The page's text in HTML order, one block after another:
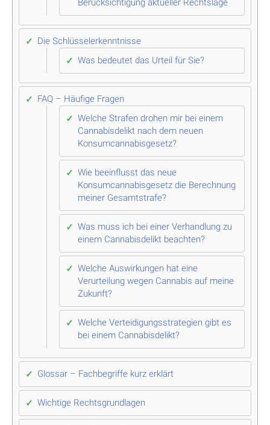
Berücksichtigung aktueller Rechtslage
Die Schlüsselerkenntnisse
Was bedeutet das Urteil für Sie?
FAQ – Häufige Fragen
Welche Strafen drohen mir bei einem
Cannabisdelikt nach dem neuen
Konsumcannabisgesetz?
Wie beeinflusst das neue
Konsumcannabisgesetz die Berechnung
meiner Gesamtstrafe?
Was muss ich bei einer Verhandlung zu
einem Cannabisdelikt beachten?
Welche Auswirkungen hat eine
Verurteilung wegen Cannabis auf meine
Zukunft?
Welche Verteidigungsstrategien gibt es
bei einem Cannabisdelikt?
Glossar – Fachbegriffe kurz erklärt
Wichtige Rechtsgrundlagen